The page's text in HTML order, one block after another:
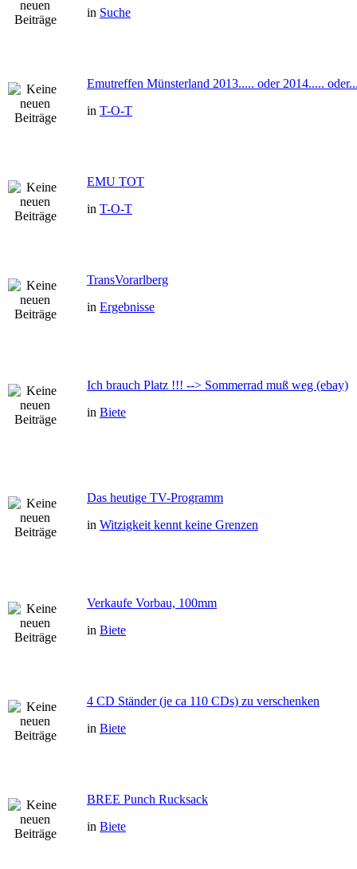
in Suche
Emutreffen Münsterland 2013..... oder 2014.....
in T-O-T
EMU TOT
in T-O-T
TransVorarlberg
in Ergebnisse
Ich brauch Platz !!! --> Sommerrad muß weg (ebay)
in Biete
Das heutige TV-Programm
in Witzigkeit kennt keine Grenzen
Verkaufe Vorbau, 100mm
in Biete
4 CD Ständer (je ca 110 CDs) zu verschenken
in Biete
BREE Punch Rucksack
in Biete